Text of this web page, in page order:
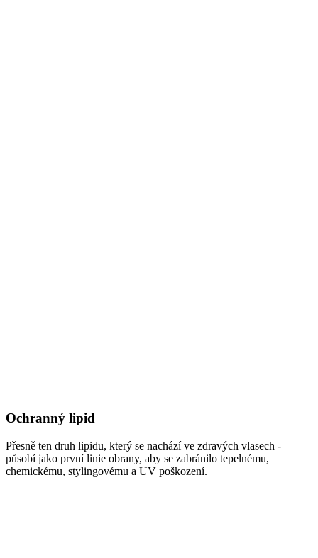
Ochranný lipid
Přesně ten druh lipidu, který se nachází ve zdravých vlasech -
působí jako první linie obrany, aby se zabránilo tepelnému,
chemickému, stylingovému a UV poškození.